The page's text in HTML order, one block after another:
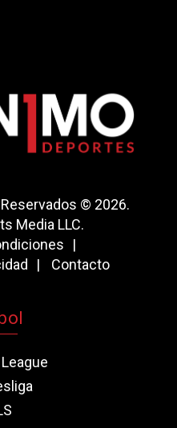
© 2026.
Media LLC.
Contacto